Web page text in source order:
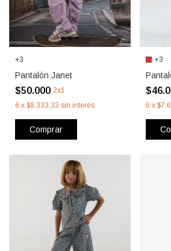
+3
Pantalón Janet
$50.000 2x1
6 x $8.333,33 sin interés
Comprar
+3
6 x